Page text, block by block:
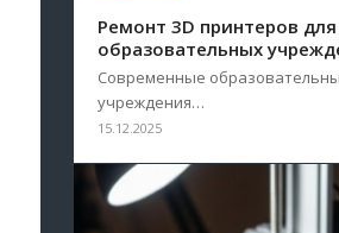
Ремонт 3D принтеров для
образовательных
Современные
учреждения…
15.12.2025